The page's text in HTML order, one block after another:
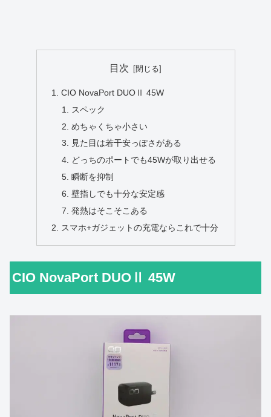
目次
CIO NovaPort DUOⅡ 45W
スペック
めちゃくちゃ小さい
見た目は若干安っぽさがある
どっちのポートでも45Wが取り出せる
瞬断を抑制
壁指しでも十分な安定感
発熱はそこそこある
スマホ+ガジェットの充電ならこれで十分
CIO NovaPort DUOⅡ 45W